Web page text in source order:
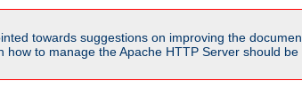
towards suggestions on improving the
to manage the Apache HTTP Server should